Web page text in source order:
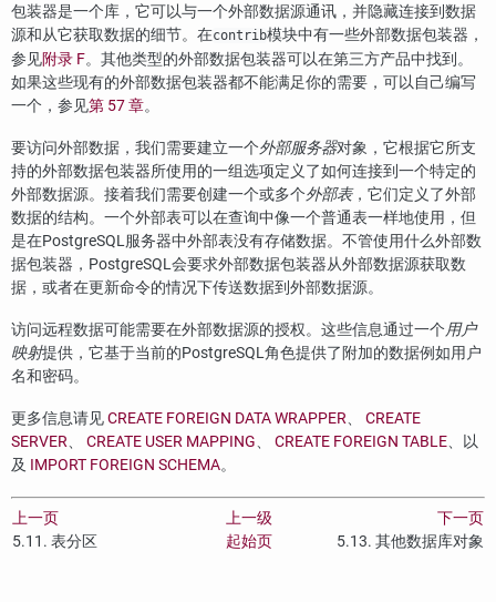
包装器是一个库，它可以与一个外部数据源通讯，并隐藏连接到数据
源和从它获取数据的细节。在contrib模块中有一些外部数据包装器，
参见附录 F。其他类型的外部数据包装器可以在第三方产品中找到。
如果这些现有的外部数据包装器都不能满足你的需要，可以自己编写
一个，参见第 57 章。
要访问外部数据，我们需要建立一个外部服务器对象，它根据它所支
持的外部数据包装器所使用的一组选项定义了如何连接到一个特定的
外部数据源。接着我们需要创建一个或多个外部表，它们定义了外部
数据的结构。一个外部表可以在查询中像一个普通表一样地使用，但
是在PostgreSQL服务器中外部表没有存储数据。不管使用什么外部数
据包装器， PostgreSQL会要求外部数据包装器从外部数据源获取数
据，或者在更新命令的情况下传送数据到外部数据源。
访问远程数据可能需要在外部数据源的授权。这些信息通过一个用户
映射提供，它基于当前的PostgreSQL角色提供了附加的数据例如用户
名和密码。
更多信息请见CREATE FOREIGN DATA WRAPPER、 CREATE
SERVER、 CREATE USER MAPPING、 CREATE FOREIGN TABLE、以
及 IMPORT FOREIGN SCHEMA。
上一页 上一级
下一页
5.11. 表分区
起始页 5.13. 其他数据库对象